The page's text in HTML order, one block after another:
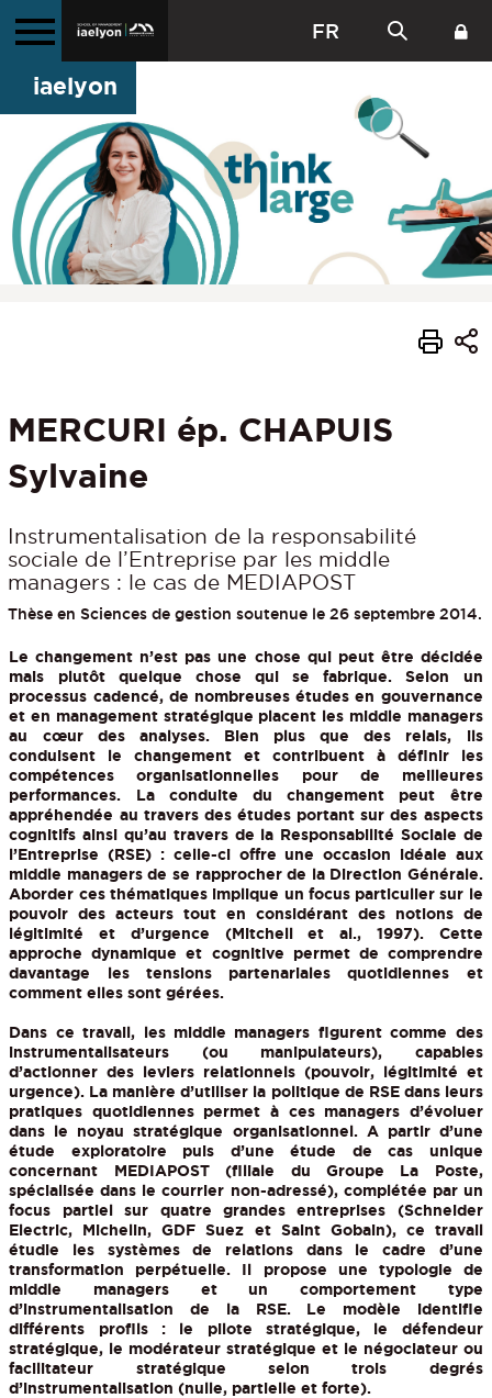
FR
iaelyon
MERCURI ép. CHAPUIS
Sylvaine
Instrumentalisation de la responsabilité
sociale de l’Entreprise par les middle
managers : le cas de MEDIAPOST
Thèse en Sciences de gestion soutenue le 26 septembre 2014.
Le changement n’est pas une chose qui peut être décidée
mais plutôt quelque chose qui se fabrique. Selon un
processus cadencé, de nombreuses études en gouvernance
et en management stratégique placent les middle managers
au cœur des analyses. Bien plus que des relais, ils
conduisent le changement et contribuent à définir les
compétences organisationnelles pour de meilleures
performances. La conduite du changement peut être
appréhendée au travers des études portant sur des aspects
cognitifs ainsi qu’au travers de la Responsabilité Sociale de
l’Entreprise (RSE) : celle-ci offre une occasion idéale aux
middle managers de se rapprocher de la Direction Générale.
Aborder ces thématiques implique un focus particulier sur le
pouvoir des acteurs tout en considérant des notions de
légitimité et d’urgence (Mitchell et al., 1997). Cette
approche dynamique et cognitive permet de comprendre
davantage les tensions partenariales quotidiennes et
comment elles sont gérées.
Dans ce travail, les middle managers figurent comme des
instrumentalisateurs (ou manipulateurs), capables
d’actionner des leviers relationnels (pouvoir, légitimité et
urgence). La manière d’utiliser la politique de RSE dans leurs
pratiques quotidiennes permet à ces managers d’évoluer
dans le noyau stratégique organisationnel. A partir d’une
étude exploratoire puis d’une étude de cas unique
concernant MEDIAPOST (filiale du Groupe La Poste,
spécialisée dans le courrier non-adressé), complétée par un
focus partiel sur quatre grandes entreprises (Schneider
Electric, Michelin, GDF Suez et Saint Gobain), ce travail
étudie les systèmes de relations dans le cadre d’une
transformation perpétuelle. Il propose une typologie de
middle managers et un comportement type
d’instrumentalisation de la RSE. Le modèle identifie
différents profils : le pilote stratégique, le défendeur
stratégique, le modérateur stratégique et le négociateur ou
facilitateur stratégique selon trois degrés
d’instrumentalisation (nulle, partielle et forte).